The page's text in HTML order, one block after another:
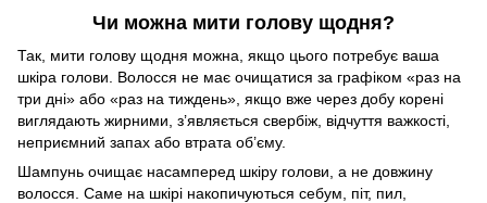
Чи можна мити голову щодня?
Так, мити голову щодня можна, якщо цього потребує ваша
шкіра голови. Волосся не має очищатися за графіком «раз на
три дні» або «раз на тиждень», якщо вже через добу корені
виглядають жирними, з’являється свербіж, відчуття важкості,
неприємний запах або втрата об’єму.
Шампунь очищає насамперед шкіру голови, а не довжину
волосся. Саме на шкірі накопичуються себум, піт, пил,